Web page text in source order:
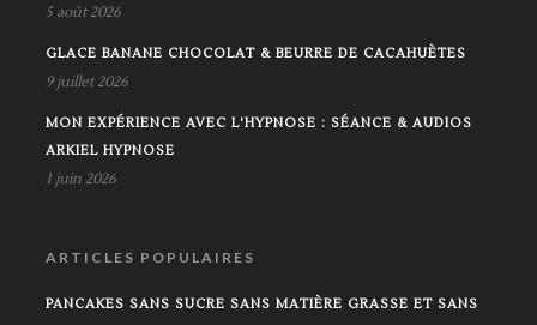
5 août 2026
GLACE BANANE CHOCOLAT & BEURRE DE CACAHUÈTES
9 juillet 2026
MON EXPÉRIENCE AVEC L'HYPNOSE : SÉANCE & AUDIOS
ARKIEL HYPNOSE
1 juin 2026
ARTICLES POPULAIRES
PANCAKES SANS SUCRE SANS MATIÈRE GRASSE ET SANS